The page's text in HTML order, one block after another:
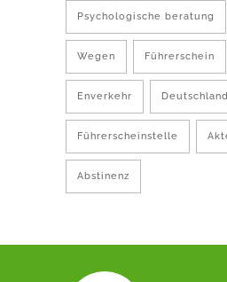
Psychologische beratung
Wegen Führerschein
Enverkehr Deutschland
Führerscheinstelle
Abstinenz